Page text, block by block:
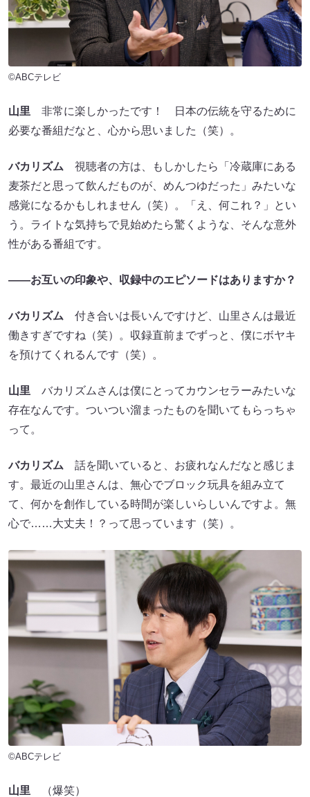
©ABCテレビ
山里 非常に楽しかったです！ 日本の伝統を守るために
必要な番組だなと、心から思いました（笑）。
バカリズム 視聴者の方は、もしかしたら「冷蔵庫にある
麦茶だと思って飲んだものが、めんつゆだった」みたいな
感覚になるかもしれません（笑）。「え、何これ？」とい
う。ライトな気持ちで見始めたら驚くような、そんな意外
性がある番組です。
――お互いの印象や、収録中のエピソードはありますか？
バカリズム 付き合いは長いんですけど、山里さんは最近
働きすぎですね（笑）。収録直前までずっと、僕にボヤキ
を預けてくれるんです（笑）。
山里 バカリズムさんは僕にとってカウンセラーみたいな
存在なんです。ついつい溜まったものを聞いてもらっちゃ
って。
バカリズム 話を聞いていると、お疲れなんだなと感じま
す。最近の山里さんは、無心でブロック玩具を組み立て
て、何かを創作している時間が楽しいらしいんですよ。無
心で……大丈夫！？って思っています（笑）。
©ABCテレビ
山里 （爆笑）